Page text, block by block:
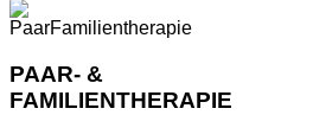
PAAR- &
FAMILIENTHERAPIE